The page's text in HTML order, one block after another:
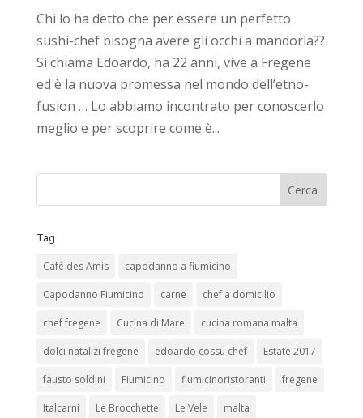
Chi lo ha detto che per essere un perfetto
sushi-chef bisogna avere gli occhi a mandorla??
Si chiama Edoardo, ha 22 anni, vive a Fregene
ed è la nuova promessa nel mondo dell’etno-
fusion … Lo abbiamo incontrato per conoscerlo
meglio e per scoprire come è...
Tag
Café des Amis capodanno a fiumicino
Capodanno Fiumicino carne chef a domicilio
chef fregene Cucina di Mare cucina romana malta
dolci natalizi fregene edoardo cossu chef Estate 2017
fausto soldini Fiumicino fiumicinoristoranti fregene
Italcarni Le Brocchette Le Vele malta